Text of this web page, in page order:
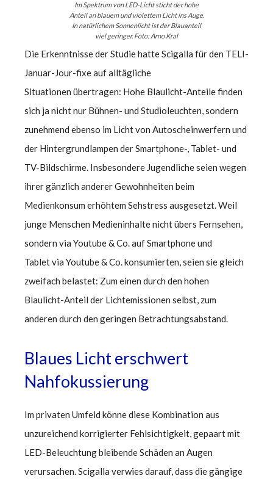
Im Spektrum von LED-Licht sticht der hohe
Anteil an blauem und violettem Licht ins Auge.
In natürlichem Sonnenlicht ist der Blauanteil
viel geringer. Foto: Arno Kral
Die Erkenntnisse der Studie hatte Scigalla für den TELI-
Januar-Jour-fixe auf alltägliche
Situationen übertragen: Hohe Blaulicht-Anteile finden
sich ja nicht nur Bühnen- und Studioleuchten, sondern
zunehmend ebenso im Licht von Autoscheinwerfern und
der Hintergrundlampen der Smartphone-, Tablet- und
TV-Bildschirme. Insbesondere Jugendliche seien wegen
ihrer gänzlich anderer Gewohnheiten beim
Medienkonsum erhöhtem Sehstress ausgesetzt. Weil
junge Menschen Medieninhalte nicht übers Fernsehen,
sondern via Youtube & Co. auf Smartphone und
Tablet via Youtube & Co. konsumierten, seien sie gleich
zweifach belastet: Zum einen durch den hohen
Blaulicht-Anteil der Lichtemissionen selbst, zum
anderen durch den geringen Betrachtungsabstand.
Blaues Licht erschwert
Nahfokussierung
Im privaten Umfeld könne diese Kombination aus
unzureichend korrigierter Fehlsichtigkeit, gepaart mit
LED-Beleuchtung bleibende Schäden an Augen
verursachen. Scigalla verwies darauf, dass die gängige